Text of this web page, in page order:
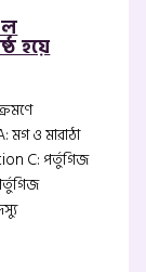
হয়ে
মগ ও মারাঠা
C: পর্তুগিজ